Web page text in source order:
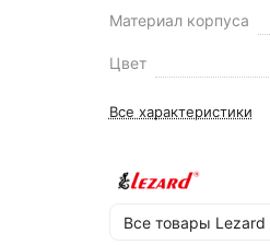
Материал корпуса
Цвет
Все характеристики
Все товары Lezard